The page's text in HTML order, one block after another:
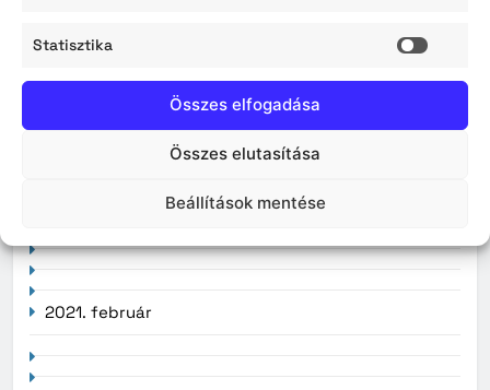
Statisztika
Összes elfogadása
Összes elutasítása
Beállítások mentése
2026. július
2021. február